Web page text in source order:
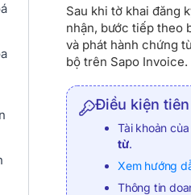
Sau khi tờ khai đăng
nhận, bước tiếp theo
và phát hành chứng
bộ trên Sapo Invoice.
Điều kiện
Tài khoản
từ.
Xem hướng
Thông tin